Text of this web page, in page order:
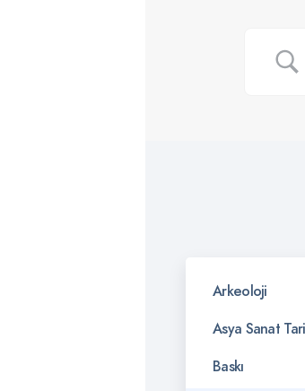
Arkeoloji
Asya Sanat
Baskı